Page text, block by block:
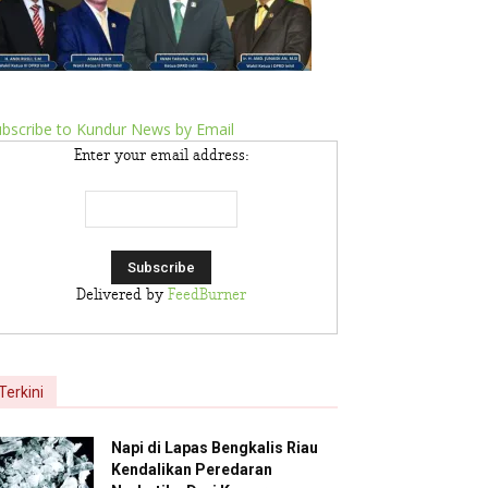
to Kundur News by Email
Enter your email address:
Delivered by FeedBurner
Napi di Lapas Bengkalis Riau
Kendalikan Peredaran